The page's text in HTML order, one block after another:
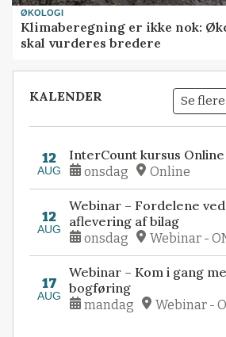
ØKOLOGI
Klimaberegning er ikke nok:
skal vurderes bredere
KALENDER Se
12
AUG
InterCount kursus Online
onsdag Online
12
AUG
Webinar – Fordelene
aflevering af bilag
onsdag Webinar -
17
AUG
Webinar – Kom i gang
bogføring
mandag Webinar -